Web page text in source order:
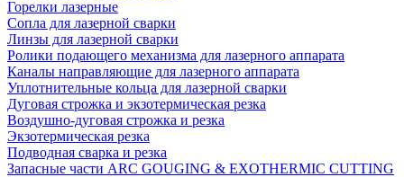
Горелки лазерные
Сопла для лазерной сварки
Линзы для лазерной сварки
Ролики подающего механизма для лазерного аппарата
Каналы направляющие для лазерного аппарата
Уплотнительные кольца для лазерной сварки
Дуговая строжка и экзотермическая резка
Воздушно-дуговая строжка и резка
Экзотермическая резка
Подводная сварка и резка
Запасные части ARC GOUGING & EXOTHERMIC CUTTING